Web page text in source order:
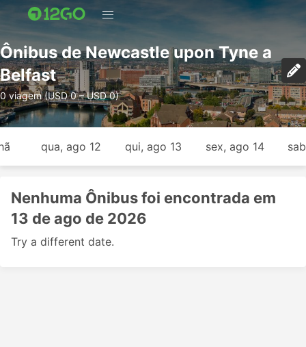
Ônibus de Newcastle upon Tyne a
Belfast
0 viagem (USD 0 – USD 0)
qua, ago 12 qui, ago 13 sex, ago 14
Nenhuma Ônibus foi encontrada em
13 de ago de 2026
Try a different date.